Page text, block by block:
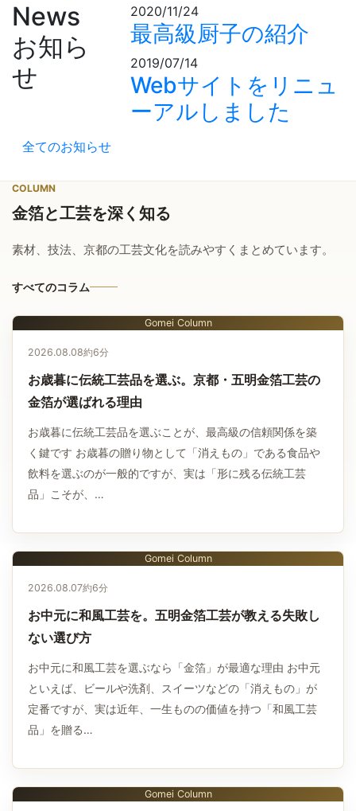
News
お知ら
せ
2020/11/24
最高級厨子の紹介
2019/07/14
Webサイトをリニュ
ーアルしました
全てのお知らせ
COLUMN
金箔と工芸を深く知る
素材、技法、京都の工芸文化を読みやすくまとめています。
すべてのコラム
Gomei Column
2026.08.08約6分
お歳暮に伝統工芸品を選ぶ。京都・五明金箔工芸の
金箔が選ばれる理由
お歳暮に伝統工芸品を選ぶことが、最高級の信頼関係を築
く鍵です お歳暮の贈り物として「消えもの」である食品や
飲料を選ぶのが一般的ですが、実は「形に残る伝統工芸
品」こそが、…
Gomei Column
2026.08.07約6分
お中元に和風工芸を。五明金箔工芸が教える失敗し
ない選び方
お中元に和風工芸を選ぶなら「金箔」が最適な理由 お中元
といえば、ビールや洗剤、スイーツなどの「消えもの」が
定番ですが、実は近年、一生ものの価値を持つ「和風工芸
品」を贈る…
Gomei Column